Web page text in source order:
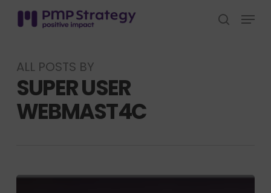
search
Menu
ALL POSTS BY
SUPER USER
WEBMAST4C